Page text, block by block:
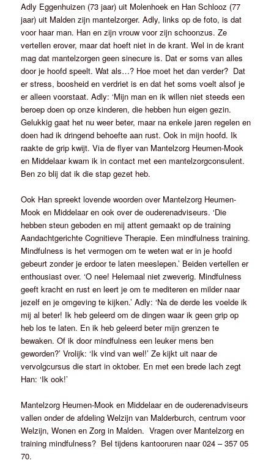
Adly Eggenhuizen (73 jaar) uit Molenhoek en Han Schlooz (77
jaar) uit Malden zijn mantelzorger. Adly, links op de foto, is dat
voor haar man. Han en zijn vrouw voor zijn schoonzus. Ze
vertellen erover, maar dat hoeft niet in de krant. Wel in de krant
mag dat mantelzorgen geen sinecure is. Dat er soms van alles
door je hoofd speelt. Wat als…? Hoe moet het dan verder? Dat
er stress, boosheid en verdriet is en dat het soms voelt alsof je
er alleen voorstaat. Adly: ‘Mijn man en ik willen niet steeds een
beroep doen op onze kinderen, die hebben hun eigen gezin.
Gelukkig gaat het nu weer beter, maar na enkele jaren regelen en
doen had ik dringend behoefte aan rust. Ook in mijn hoofd. Ik
raakte de grip kwijt. Via de flyer van Mantelzorg Heumen-Mook
en Middelaar kwam ik in contact met een mantelzorgconsulent.
Ben zo blij dat ik die stap gezet heb.
Ook Han spreekt lovende woorden over Mantelzorg Heumen-
Mook en Middelaar en ook over de ouderenadviseurs. ‘Die
hebben steun geboden en mij attent gemaakt op de training
Aandachtgerichte Cognitieve Therapie. Een mindfulness training.
Mindfulness is het vermogen om te weten wat er in je hoofd
gebeurt zonder je erdoor te laten meeslepen.’ Beiden vertellen er
enthousiast over. ‘O nee! Helemaal niet zweverig. Mindfulness
geeft kracht en rust en leert je om te mediteren en milder naar
jezelf en je omgeving te kijken.’ Adly: ‘Na de derde les voelde ik
mij al beter! Ik heb geleerd om de dingen waar ik geen grip op
heb los te laten. En ik heb geleerd beter mijn grenzen te
bewaken. Of ik door mindfulness een leuker mens ben
geworden?’ Vrolijk: ‘Ik vind van wel!’ Ze kijkt uit naar de
vervolgcursus die start in oktober. En met een brede lach zegt
Han: ‘Ik ook!’
Mantelzorg Heumen-Mook en Middelaar en de ouderenadviseurs
vallen onder de afdeling Welzijn van Malderburch, centrum voor
Welzijn, Wonen en Zorg in Malden. Vragen over Mantelzorg en
training mindfulness? Bel tijdens kantooruren naar 024 – 357 05
70.